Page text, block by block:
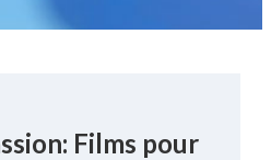
Films pour